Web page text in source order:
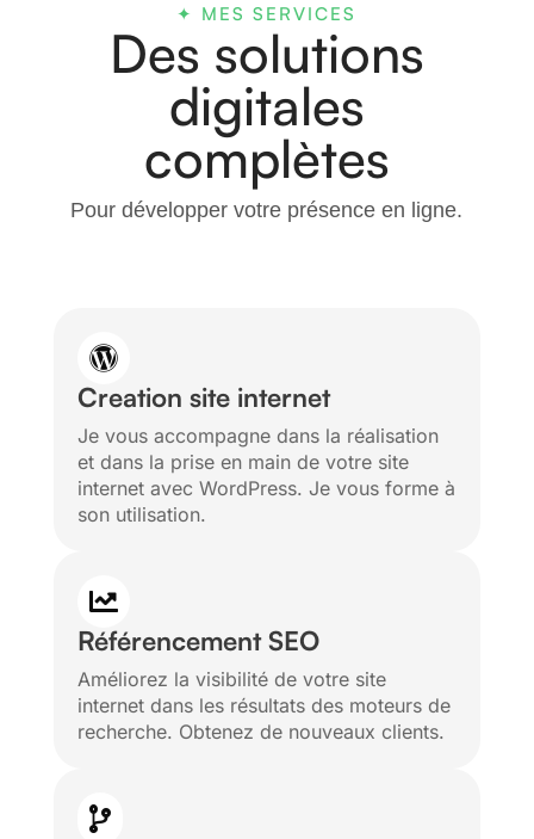
✦ MES SERVICES
Des solutions
digitales
complètes
Pour développer votre présence en ligne.

Creation site internet
Je vous accompagne dans la réalisation
et dans la prise en main de votre site
internet avec WordPress. Je vous forme à
son utilisation.

Référencement SEO
Améliorez la visibilité de votre site
internet dans les résultats des moteurs de
recherche. Obtenez de nouveaux clients.
